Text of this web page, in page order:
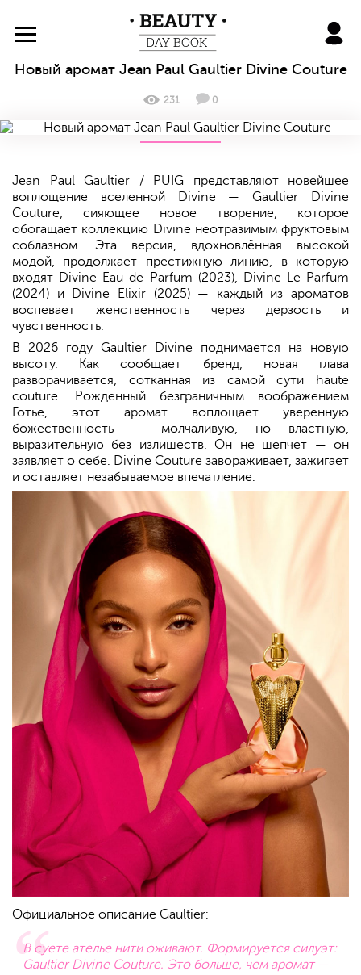
BeautyDayBook
Новый аромат Jean Paul Gaultier Divine Couture
231 0
Jean Paul Gaultier / PUIG представляют новейшее
воплощение вселенной Divine — Gaultier Divine
Couture, сияющее новое творение, которое
обогащает коллекцию Divine неотразимым фруктовым
соблазном. Эта версия, вдохновлённая высокой
модой, продолжает престижную линию, в которую
входят Divine Eau de Parfum (2023), Divine Le Parfum
(2024) и Divine Elixir (2025) — каждый из ароматов
воспевает женственность через дерзость и
чувственность.
В 2026 году Gaultier Divine поднимается на новую
высоту. Как сообщает бренд, новая глава
разворачивается, сотканная из самой сути haute
couture. Рождённый безграничным воображением
Готье, этот аромат воплощает уверенную
божественность — молчаливую, но властную,
выразительную без излишеств. Он не шепчет — он
заявляет о себе. Divine Couture завораживает, зажигает
и оставляет незабываемое впечатление.
Официальное описание Gaultier:
В суете ателье нити оживают. Формируется силуэт:
Gaultier Divine Couture. Это больше, чем аромат —